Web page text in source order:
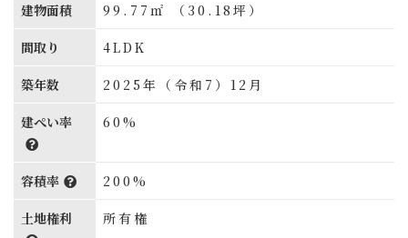
建物面積 99.77㎡ （30.18坪）
間取り 4LDK
築年数 2025年（令和7）12月
建ぺい率 60%
容積率 200%
土地権利 所有権